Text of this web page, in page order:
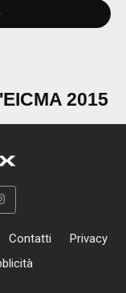
2015
Contatti
Privacy